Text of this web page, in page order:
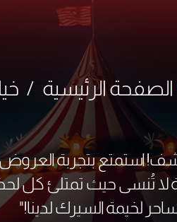
الصفحة الرئيسية /
استمتع بتجربة العروض
لا تُنسى حيث تمتلئ كل
لخيمة السيرك لدينا!"